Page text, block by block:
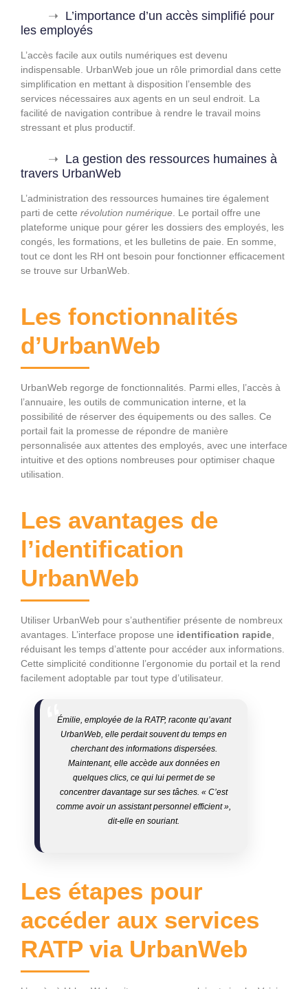
L’importance d’un accès simplifié pour
les employés
L’accès facile aux outils numériques est devenu
indispensable. UrbanWeb joue un rôle primordial dans cette
simplification en mettant à disposition l’ensemble des
services nécessaires aux agents en un seul endroit. La
facilité de navigation contribue à rendre le travail moins
stressant et plus productif.
La gestion des ressources humaines à
travers UrbanWeb
L’administration des ressources humaines tire également
parti de cette révolution numérique. Le portail offre une
plateforme unique pour gérer les dossiers des employés, les
congés, les formations, et les bulletins de paie. En somme,
tout ce dont les RH ont besoin pour fonctionner efficacement
se trouve sur UrbanWeb.
Les fonctionnalités
d’UrbanWeb
UrbanWeb regorge de fonctionnalités. Parmi elles, l’accès à
l’annuaire, les outils de communication interne, et la
possibilité de réserver des équipements ou des salles. Ce
portail fait la promesse de répondre de manière
personnalisée aux attentes des employés, avec une interface
intuitive et des options nombreuses pour optimiser chaque
utilisation.
Les avantages de
l’identification
UrbanWeb
Utiliser UrbanWeb pour s’authentifier présente de nombreux
avantages. L’interface propose une identification rapide,
réduisant les temps d’attente pour accéder aux informations.
Cette simplicité conditionne l’ergonomie du portail et la rend
facilement adoptable par tout type d’utilisateur.
Émilie, employée de la RATP, raconte qu’avant
UrbanWeb, elle perdait souvent du temps en
cherchant des informations dispersées.
Maintenant, elle accède aux données en
quelques clics, ce qui lui permet de se
concentrer davantage sur ses tâches. « C’est
comme avoir un assistant personnel efficient »,
dit-elle en souriant.
Les étapes pour
accéder aux services
RATP via UrbanWeb